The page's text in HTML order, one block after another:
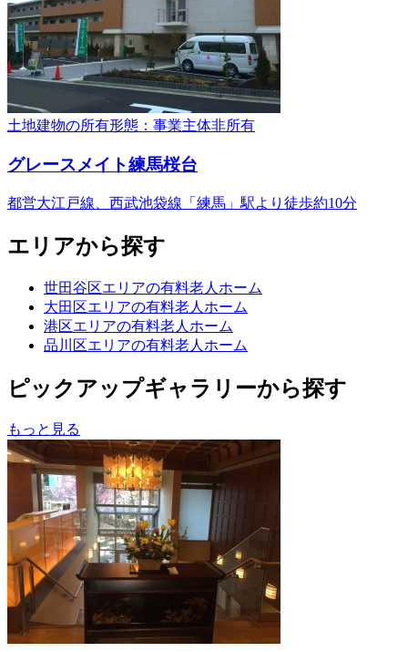
土地建物の所有形態：事業主体非所有
グレースメイト練馬桜台
都営大江戸線、西武池袋線「練馬」駅より徒歩約10分
エリアから探す
世田谷区エリアの有料老人ホーム
大田区エリアの有料老人ホーム
港区エリアの有料老人ホーム
品川区エリアの有料老人ホーム
ピックアップギャラリーから探す
もっと見る